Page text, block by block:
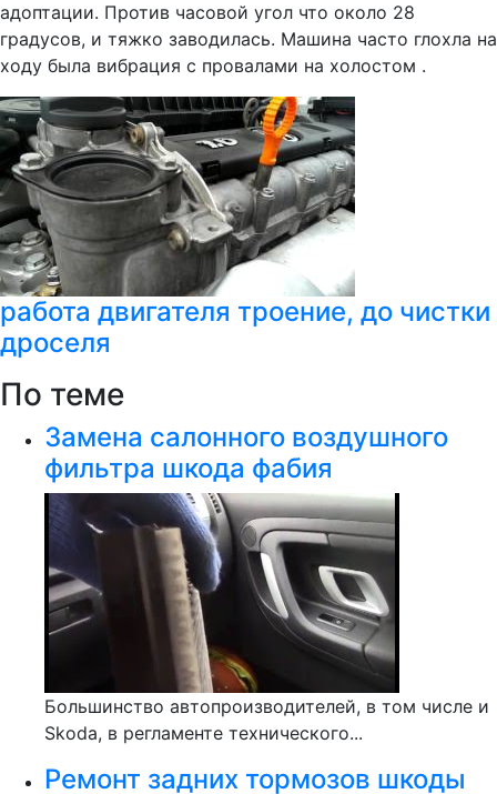
адоптации. Против часовой угол что около 28
градусов, и тяжко заводилась. Машина часто глохла на
ходу была вибрация с провалами на холостом .
работа двигателя троение, до чистки
дроселя
По теме
Замена салонного воздушного
фильтра шкода фабия
Большинство автопроизводителей, в том числе и
Skoda, в регламенте технического...
Ремонт задних тормозов шкоды